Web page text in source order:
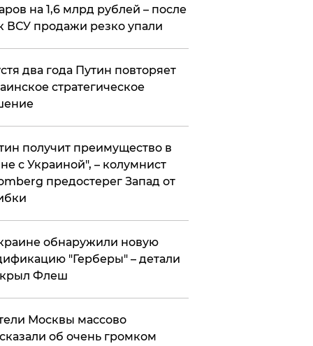
на 1,6 млрд рублей – после
ВСУ продажи резко упали
два года Путин повторяет
стратегическое
получит преимущество в
с Украиной", – колумнист
предостерег Запад от
обнаружили новую
"Герберы" – детали
Флеш
Москвы массово
об очень громком